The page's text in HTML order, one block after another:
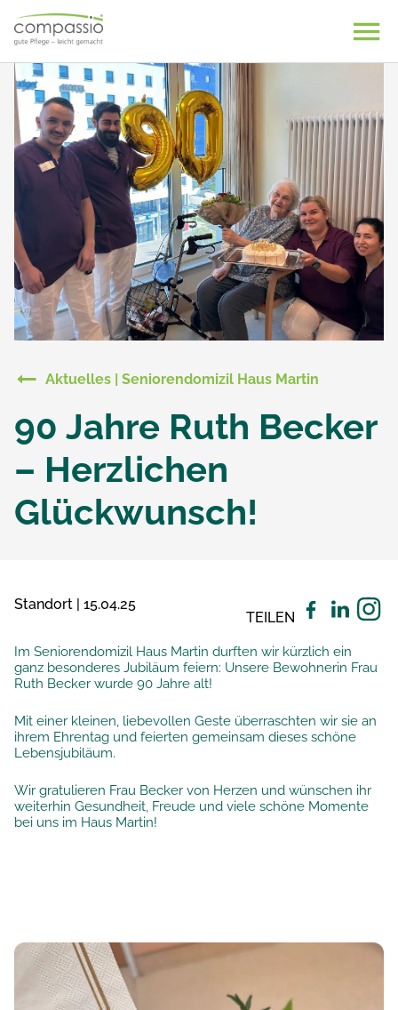
content
Aktuelles | Seniorendomizil Haus Martin
90 Jahre Ruth Becker
– Herzlichen
Glückwunsch!
Standort | 15.04.25
TEILEN
Im Seniorendomizil Haus Martin durften wir kürzlich ein
ganz besonderes Jubiläum feiern: Unsere Bewohnerin Frau
Ruth Becker wurde 90 Jahre alt!
Mit einer kleinen, liebevollen Geste überraschten wir sie an
ihrem Ehrentag und feierten gemeinsam dieses schöne
Lebensjubiläum.
Wir gratulieren Frau Becker von Herzen und wünschen ihr
weiterhin Gesundheit, Freude und viele schöne Momente
bei uns im Haus Martin!